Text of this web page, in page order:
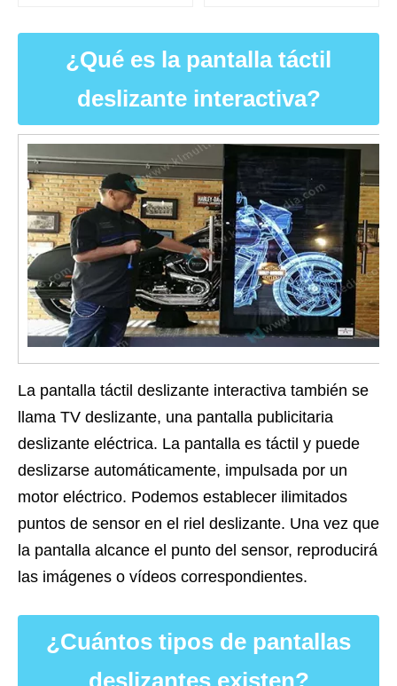
¿Qué es la pantalla táctil
deslizante interactiva?
La pantalla táctil deslizante interactiva también se
llama TV deslizante, una pantalla publicitaria
deslizante eléctrica. La pantalla es táctil y puede
deslizarse automáticamente, impulsada por un
motor eléctrico. Podemos establecer ilimitados
puntos de sensor en el riel deslizante. Una vez que
la pantalla alcance el punto del sensor, reproducirá
las imágenes o vídeos correspondientes.
¿Cuántos tipos de pantallas
deslizantes existen?